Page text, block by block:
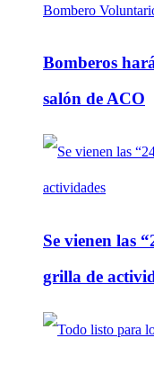
Bomberos
salón de ACO
Se vienen las
grilla de